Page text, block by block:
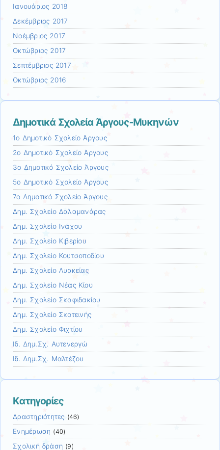
Ιανουάριος 2018
Δεκέμβριος 2017
Νοέμβριος 2017
Οκτώβριος 2017
Σεπτέμβριος 2017
Οκτώβριος 2016
Δημοτικά Σχολεία Άργους-Μυκηνών
1ο Δημοτικό Σχολείο Άργους
2ο Δημοτικό Σχολείο Άργους
3ο Δημοτικό Σχολείο Άργους
5ο Δημοτικό Σχολείο Άργους
7ο Δημοτικό Σχολείο Άργους
Δημ. Σχολείο Δαλαμανάρας
Δημ. Σχολείο Ινάχου
Δημ. Σχολείο Κιβερίου
Δημ. Σχολείο Κουτσοποδίου
Δημ. Σχολείο Λυρκείας
Δημ. Σχολείο Νέας Κίου
Δημ. Σχολείο Σκαφιδακίου
Δημ. Σχολείο Σκοτεινής
Δημ. Σχολείο Φιχτίου
Ιδ. Δημ.Σχ. Αυτενεργώ
Ιδ. Δημ.Σχ. Μαλτέζου
Kατηγορίες
Δραστηριότητες (46)
Ενημέρωση (40)
Σχολική δράση (9)